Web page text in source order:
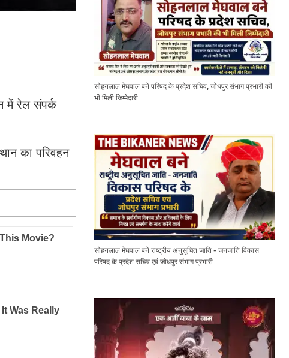
में रेल संपर्क
का परिवहन
सोहनलाल मेघवाल बने परिषद के प्रदेश सचिव, जोधपुर संभाग प्रभारी की
भी मिली जिम्मेदारी
सोहनलाल मेघवाल बने राष्ट्रीय अनुसूचित जाति - जनजाति विकास
परिषद के प्रदेश सचिव एवं जोधपुर संभाग प्रभारी